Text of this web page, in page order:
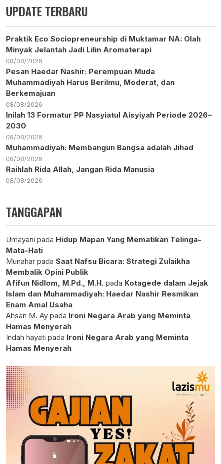
UPDATE TERBARU
Praktik Eco Sociopreneurship di Muktamar NA: Olah
Minyak Jelantah Jadi Lilin Aromaterapi
08/08/2026
Pesan Haedar Nashir: Perempuan Muda
Muhammadiyah Harus Berilmu, Moderat, dan
Berkemajuan
08/08/2026
Inilah 13 Formatur PP Nasyiatul Aisyiyah Periode 2026–
2030
08/08/2026
Muhammadiyah: Membangun Bangsa adalah Jihad
08/08/2026
Raihlah Rida Allah, Jangan Rida Manusia
08/08/2026
TANGGAPAN
Umayani pada Hidup Mapan Yang Mematikan Telinga-
Mata-Hati
Munahar pada Saat Nafsu Bicara: Strategi Zulaikha
Membalik Opini Publik
Afifun Nidlom, M.Pd., M.H. pada Kotagede dalam Jejak
Islam dan Muhammadiyah: Haedar Nashir Resmikan
Enam Amal Usaha
Ahsan M. Ay pada Ironi Negara Arab yang Meminta
Hamas Menyerah
Indah hayati pada Ironi Negara Arab yang Meminta
Hamas Menyerah